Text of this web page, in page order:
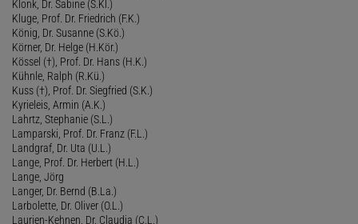
Klonk, Dr. Sabine (S.Kl.)
Kluge, Prof. Dr. Friedrich (F.K.)
König, Dr. Susanne (S.Kö.)
Körner, Dr. Helge (H.Kör.)
Kössel (†), Prof. Dr. Hans (H.K.)
Kühnle, Ralph (R.Kü.)
Kuss (†), Prof. Dr. Siegfried (S.K.)
Kyrieleis, Armin (A.K.)
Lahrtz, Stephanie (S.L.)
Lamparski, Prof. Dr. Franz (F.L.)
Landgraf, Dr. Uta (U.L.)
Lange, Prof. Dr. Herbert (H.L.)
Lange, Jörg
Langer, Dr. Bernd (B.La.)
Larbolette, Dr. Oliver (O.L.)
Laurien-Kehnen, Dr. Claudia (C.L.)